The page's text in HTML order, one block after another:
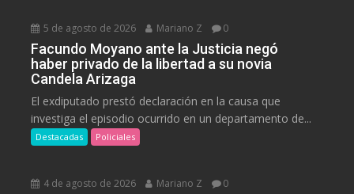
5 de agosto de 2026 Mariano Z 0
Facundo Moyano ante la Justicia negó
haber privado de la libertad a su novia
Candela Arizaga
El exdiputado prestó declaración en la causa que
investiga el episodio ocurrido en un departamento de...
Destacadas Policiales
4 de agosto de 2026 Mariano Z 0